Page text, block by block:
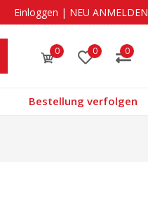
Einloggen | NEU ANMELDEN
0 0 0
Bestellung verfolgen